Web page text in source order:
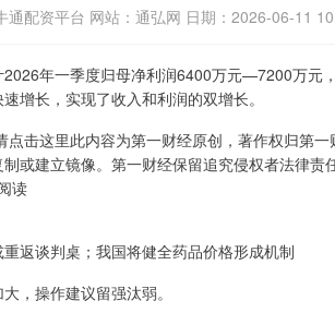
通配资平台 网站：通弘网 日期：2026-06-11
年一季度归母净利润6400万元—7200万
增长，实现了收入和利润的双增长。
点击这里此内容为第一财经原创，著作权归第
或建立镜像。第一财经保留追究侵权者法律责
读
返谈判桌；我国将健全药品价格形成机制
，操作建议留强汰弱。